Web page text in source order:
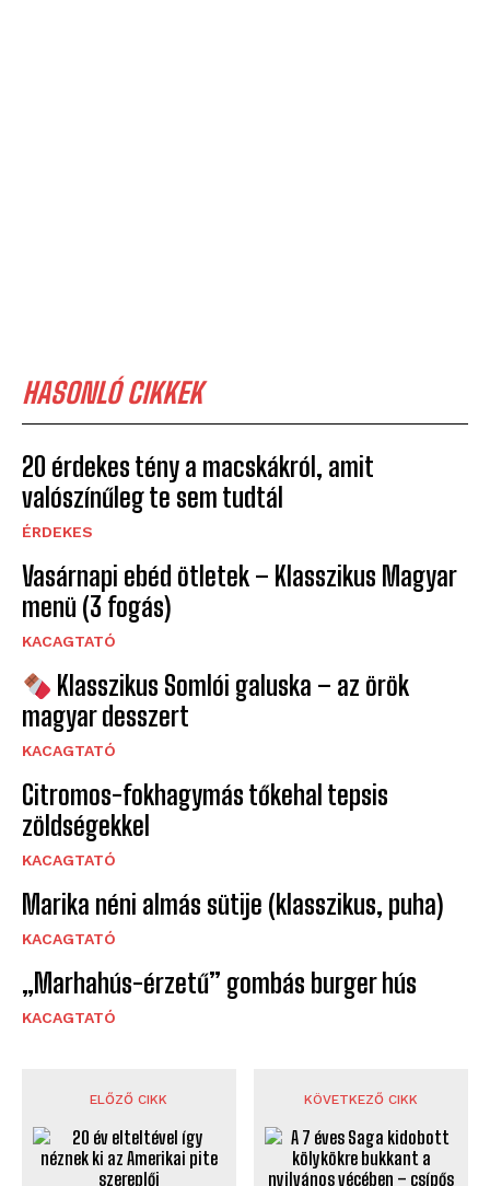
HASONLÓ CIKKEK
20 érdekes tény a macskákról, amit
valószínűleg te sem tudtál
ÉRDEKES
Vasárnapi ebéd ötletek – Klasszikus Magyar
menü (3 fogás)
KACAGTATÓ
Klasszikus Somlói galuska – az örök
magyar desszert
KACAGTATÓ
Citromos-fokhagymás tőkehal tepsis
zöldségekkel
KACAGTATÓ
Marika néni almás sütije (klasszikus, puha)
KACAGTATÓ
„Marhahús-érzetű” gombás burger hús
KACAGTATÓ
ELŐZŐ CIKK KÖVETKEZŐ CIKK